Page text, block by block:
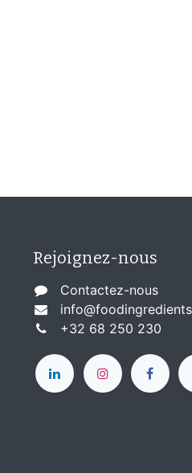
Rejoignez-nous
Contactez-nous
+32 68 250 230